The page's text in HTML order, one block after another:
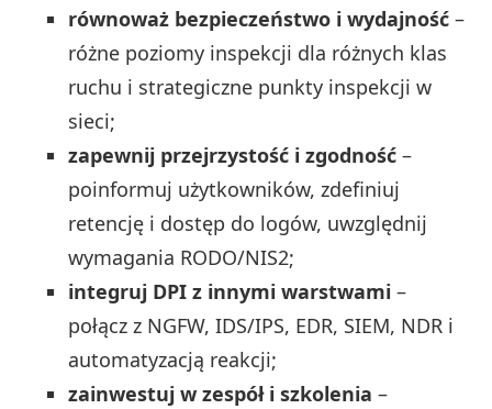
równoważ bezpieczeństwo i wydajność –
różne poziomy inspekcji dla różnych klas
ruchu i strategiczne punkty inspekcji w
sieci;
zapewnij przejrzystość i zgodność –
poinformuj użytkowników, zdefiniuj
retencję i dostęp do logów, uwzględnij
wymagania RODO/NIS2;
integruj DPI z innymi warstwami –
połącz z NGFW, IDS/IPS, EDR, SIEM, NDR i
automatyzacją reakcji;
zainwestuj w zespół i szkolenia –